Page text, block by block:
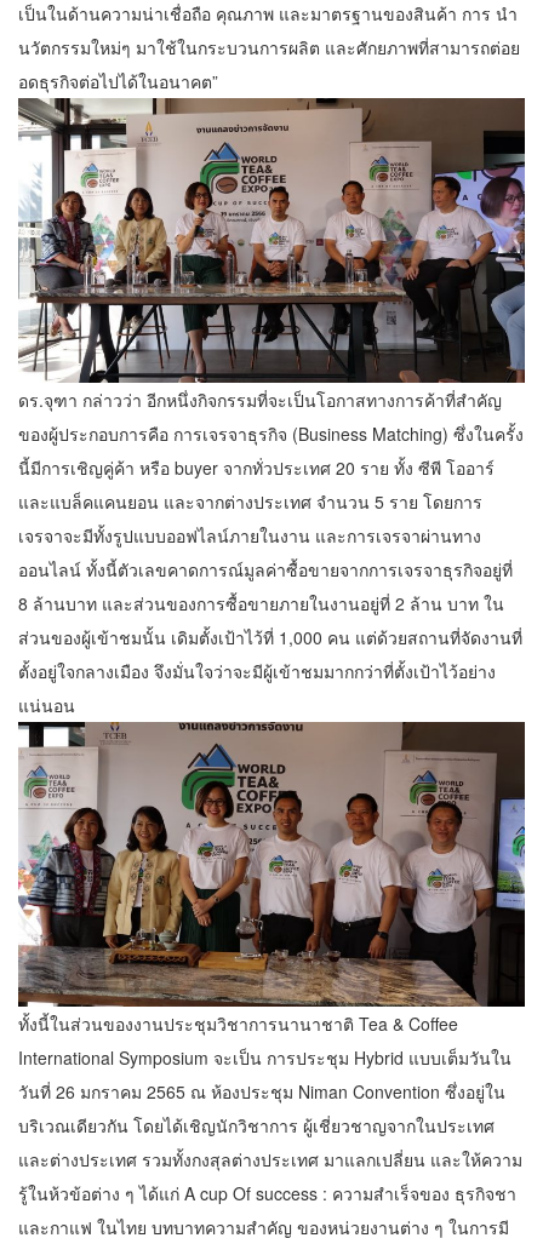
เป็นในด้านความน่าเชื่อถือ คุณภาพ และมาตรฐานของสินค้า การ นํา
นวัตกรรมใหม่ๆ มาใช้ในกระบวนการผลิต และศักยภาพที่สามารถต่อย
อดธุรกิจต่อไปได้ในอนาคต”
ดร.จุฑา กล่าวว่า อีกหนึ่งกิจกรรมที่จะเป็นโอกาสทางการค้าที่สําคัญ
ของผู้ประกอบการคือ การเจรจาธุรกิจ (Business Matching) ซึ่งในครั้ง
นี้มีการเชิญคู่ค้า หรือ buyer จากทั่วประเทศ 20 ราย ทั้ง ซีพี โออาร์
และแบล็คแคนยอน และจากต่างประเทศ จํานวน 5 ราย โดยการ
เจรจาจะมีทั้งรูปแบบออฟไลน์ภายในงาน และการเจรจาผ่านทาง
ออนไลน์ ทั้งนี้ตัวเลขคาดการณ์มูลค่าซื้อขายจากการเจรจาธุรกิจอยู่ที่
8 ล้านบาท และส่วนของการซื้อขายภายในงานอยู่ที่ 2 ล้าน บาท ใน
ส่วนของผู้เข้าชมนั้น เดิมตั้งเป้าไว้ที่ 1,000 คน แต่ด้วยสถานที่จัดงานที่
ตั้งอยู่ใจกลางเมือง จึงมั่นใจว่าจะมีผู้เข้าชมมากกว่าที่ตั้งเป้าไว้อย่าง
แน่นอน
ทั้งนี้ในส่วนของงานประชุมวิชาการนานาชาติ Tea & Coffee
International Symposium จะเป็น การประชุม Hybrid แบบเต็มวันใน
วันที่ 26 มกราคม 2565 ณ ห้องประชุม Niman Convention ซึ่งอยู่ใน
บริเวณเดียวกัน โดยได้เชิญนักวิชาการ ผู้เชี่ยวชาญจากในประเทศ
และต่างประเทศ รวมทั้งกงสุลต่างประเทศ มาแลกเปลี่ยน และให้ความ
รู้ในห้วข้อต่าง ๆ ได้แก่ A cup Of success : ความสําเร็จของ ธุรกิจชา
และกาแฟ ในไทย บทบาทความสําคัญ ของหน่วยงานต่าง ๆ ในการมี